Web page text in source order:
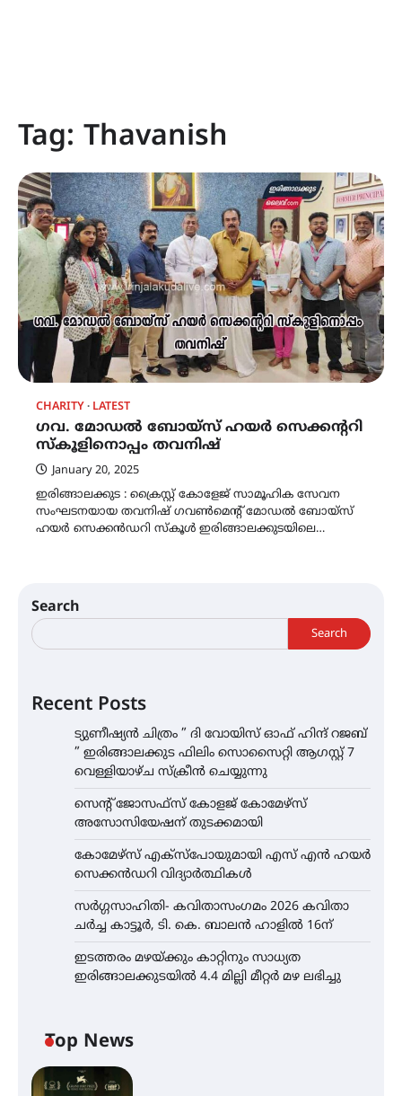
Tag: Thavanish
CHARITY LATEST
ഗവ. മോഡൽ ബോയ്സ് ഹയർ സെക്കന്ററി
സ്കൂളിനൊപ്പം തവനിഷ്
January 20, 2025
ഇരിങ്ങാലക്കുട : ക്രൈസ്റ്റ് കോളേജ് സാമൂഹിക സേവന
സംഘടനയായ തവനിഷ് ഗവൺമെന്റ് മോഡൽ ബോയ്സ്
ഹയർ സെക്കൻഡറി സ്കൂൾ ഇരിങ്ങാലക്കുടയിലെ…
Search
Search
Recent Posts
ട്യുണീഷ്യൻ ചിത്രം ” ദി വോയിസ് ഓഫ് ഹിന്ദ് റജബ്
” ഇരിങ്ങാലക്കുട ഫിലിം സൊസൈറ്റി ആഗസ്റ്റ് 7
വെള്ളിയാഴ്ച സ്‌ക്രീൻ ചെയ്യുന്നു
സെന്റ് ജോസഫ്സ് കോളജ് കോമേഴ്‌സ്
അസോസിയേഷന് തുടക്കമായി
കോമേഴ്സ് എക്സ്പോയുമായി എസ് എൻ ഹയർ
സെക്കൻഡറി വിദ്യാർത്ഥികൾ
സർഗ്ഗസാഹിതി- കവിതാസംഗമം 2026 കവിതാ
ചർച്ച കാട്ടൂർ, ടി. കെ. ബാലൻ ഹാളിൽ 16ന്
ഇടത്തരം മഴയ്ക്കും കാറ്റിനും സാധ്യത
ഇരിങ്ങാലക്കുടയിൽ 4.4 മില്ലി മീറ്റർ മഴ ലഭിച്ചു
Top News